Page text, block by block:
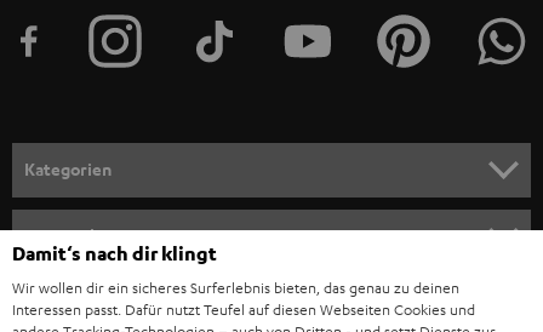
e
n
m
e
l
d
Kategorien
Unternehmen
SUPPORT
Teufel Onlineshops
Damit‘s nach dir klingt
Wir wollen dir ein sicheres Surferlebnis bieten, das genau zu deinen
Interessen passt. Dafür nutzt Teufel auf diesen Webseiten Cookies und